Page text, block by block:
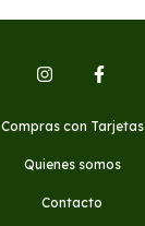
Compras con Tarjetas
Quienes somos
Contacto